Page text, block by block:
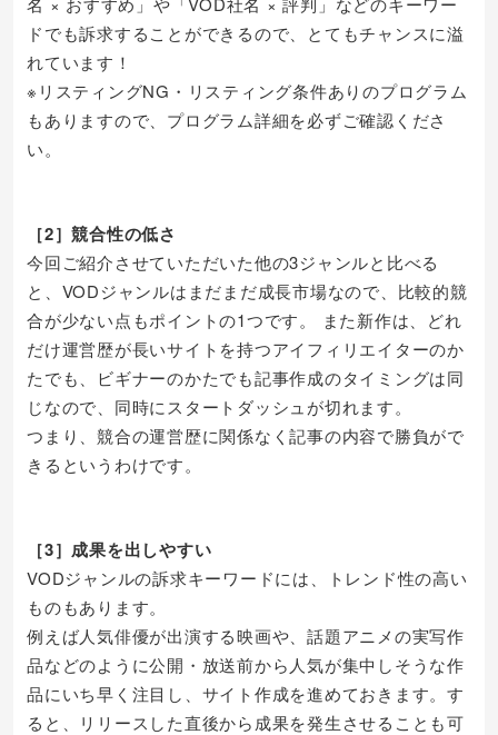
ドでも訴求することができるので、とてもチャンスに溢
れています！
※リスティングNG・リスティング条件ありのプログラム
もありますので、プログラム詳細を必ずご確認くださ
い。
［2］競合性の低さ
今回ご紹介させていただいた他の3ジャンルと比べる
と、VODジャンルはまだまだ成長市場なので、比較的競
合が少ない点もポイントの1つです。 また新作は、どれ
だけ運営歴が長いサイトを持つアイフィリエイターのか
たでも、ビギナーのかたでも記事作成のタイミングは同
じなので、同時にスタートダッシュが切れます。
つまり、競合の運営歴に関係なく記事の内容で勝負がで
きるというわけです。
［3］成果を出しやすい
VODジャンルの訴求キーワードには、トレンド性の高い
ものもあります。
例えば人気俳優が出演する映画や、話題アニメの実写作
品などのように公開・放送前から人気が集中しそうな作
品にいち早く注目し、サイト作成を進めておきます。す
ると、リリースした直後から成果を発生させることも可